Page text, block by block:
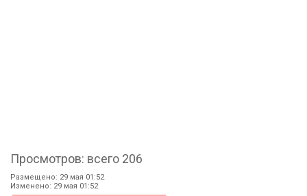
Просмотров: всего 206
Размещено: 29 мая 01:52
Изменено: 29 мая 01:52